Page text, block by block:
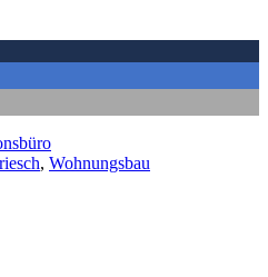
, Wohnungsbau